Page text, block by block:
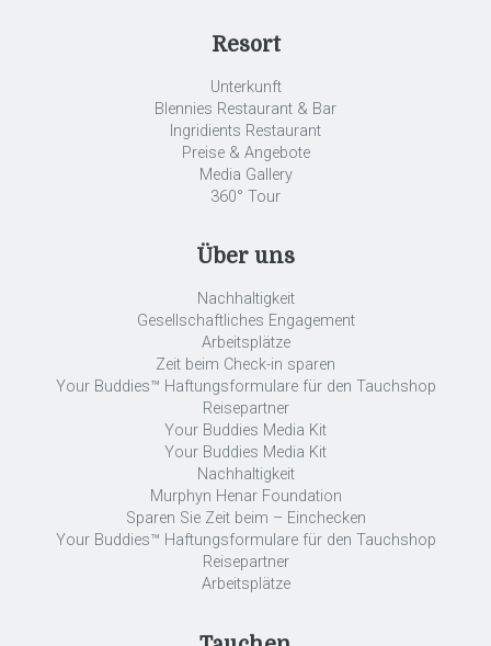
Resort
Unterkunft
Blennies Restaurant & Bar
Ingridients Restaurant
Preise & Angebote
Media Gallery
360° Tour
Über uns
Nachhaltigkeit
Gesellschaftliches Engagement
Arbeitsplätze
Zeit beim Check-in sparen
Your Buddies™ Haftungsformulare für den Tauchshop
Reisepartner
Your Buddies Media Kit
Your Buddies Media Kit
Nachhaltigkeit
Murphyn Henar Foundation
Sparen Sie Zeit beim – Einchecken
Your Buddies™ Haftungsformulare für den Tauchshop
Reisepartner
Arbeitsplätze